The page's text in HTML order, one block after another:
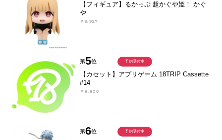
【フィギュア】るかっぷ 超かぐや姫！ かぐ
や
￥3,927
第5位
【カセット】アプリゲーム 18TRIP Cassette
#14
￥8,800
予約受付中
第6位 予約受付中